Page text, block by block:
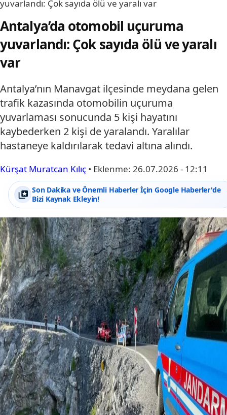
yuvarlandı: Çok sayıda ölü ve yaralı var
Antalya’da otomobil uçuruma
yuvarlandı: Çok sayıda ölü ve yaralı
var
Antalya’nın Manavgat ilçesinde meydana gelen
trafik kazasında otomobilin uçuruma
yuvarlaması sonucunda 5 kişi hayatını
kaybederken 2 kişi de yaralandı. Yaralılar
hastaneye kaldırılarak tedavi altına alındı.
Kürşat Muratcan Kılıç • Eklenme: 26.07.2026 - 12:11
Son Dakika ve Önemli Haberler İçin Google Haberler'de
Bizi Kaynak Ekleyin!